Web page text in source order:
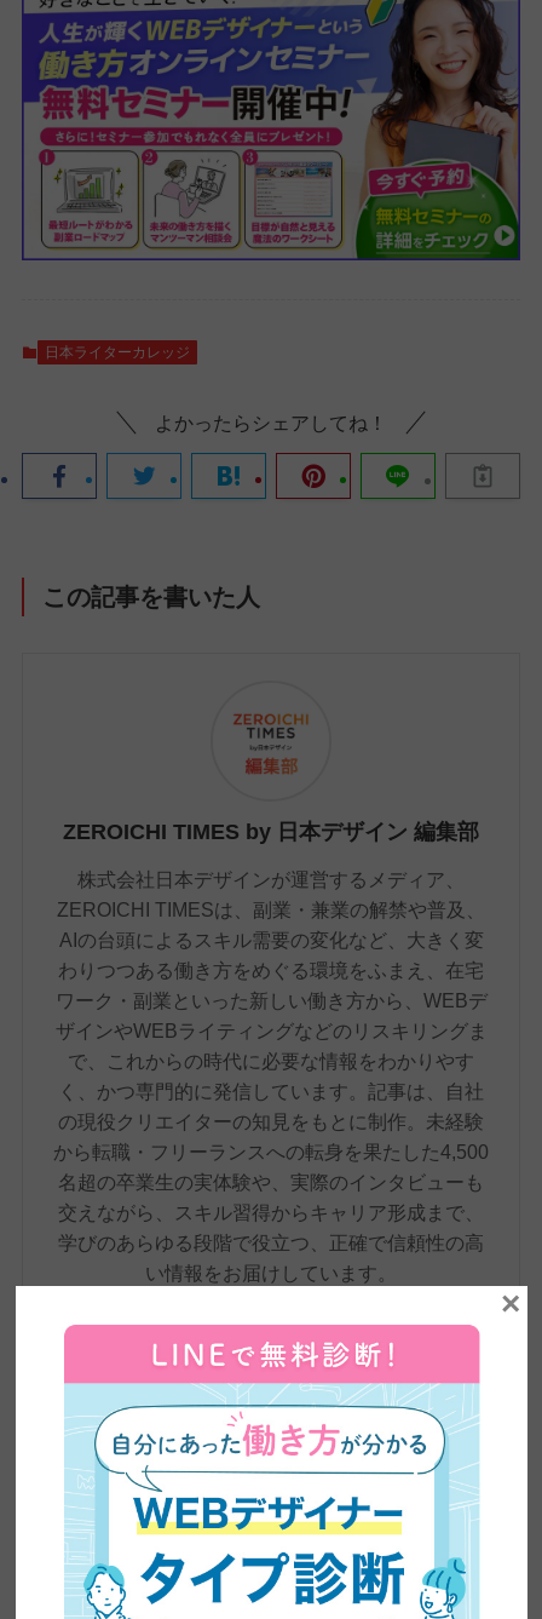
日本ライターカレッジ
よかったらシェアしてね！
この記事を書いた人
ZEROICHI TIMES by 日本デザイン 編集部
株式会社日本デザインが運営するメディア、
ZEROICHI TIMESは、副業・兼業の解禁や普及、
AIの台頭によるスキル需要の変化など、大きく変
わりつつある働き方をめぐる環境をふまえ、在宅
ワーク・副業といった新しい働き方から、WEBデ
ザインやWEBライティングなどのリスキリングま
で、これからの時代に必要な情報をわかりやす
く、かつ専門的に発信しています。記事は、自社
の現役クリエイターの知見をもとに制作。未経験
から転職・フリーランスへの転身を果たした4,500
名超の卒業生の実体験や、実際のインタビューも
交えながら、スキル習得からキャリア形成まで、
学びのあらゆる段階で役立つ、正確で信頼性の高
い情報をお届けしています。
卒業生実績インタビュー
×